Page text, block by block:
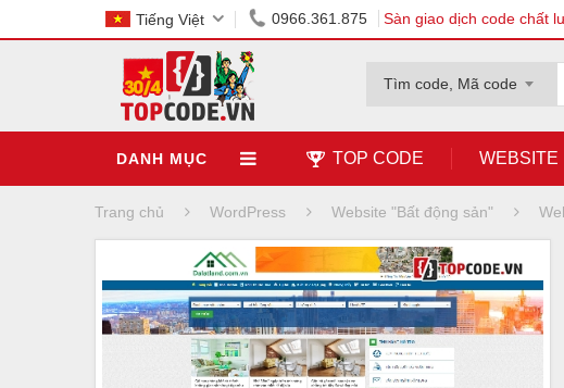
Tiếng Việt 0966.361.875 Sàn giao dịch code chất
Tìm code, Mã code
DANH MỤC TOP CODE WEBSITE
Trang chủ WordPress Website "Bất động sản"